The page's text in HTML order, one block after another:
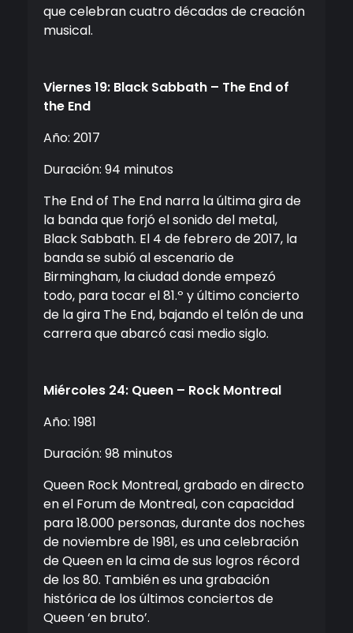
que celebran cuatro décadas de creación
musical.
Viernes 19: Black Sabbath – The End of
the End
Año: 2017
Duración: 94 minutos
The End of The End narra la última gira de
la banda que forjó el sonido del metal,
Black Sabbath. El 4 de febrero de 2017, la
banda se subió al escenario de
Birmingham, la ciudad donde empezó
todo, para tocar el 81.º y último concierto
de la gira The End, bajando el telón de una
carrera que abarcó casi medio siglo.
Miércoles 24: Queen – Rock Montreal
Año: 1981
Duración: 98 minutos
Queen Rock Montreal, grabado en directo
en el Forum de Montreal, con capacidad
para 18.000 personas, durante dos noches
de noviembre de 1981, es una celebración
de Queen en la cima de sus logros récord
de los 80. También es una grabación
histórica de los últimos conciertos de
Queen ‘en bruto’.